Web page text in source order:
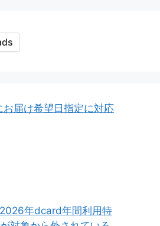
届け希望日指定に対応
年dcard年間利用特